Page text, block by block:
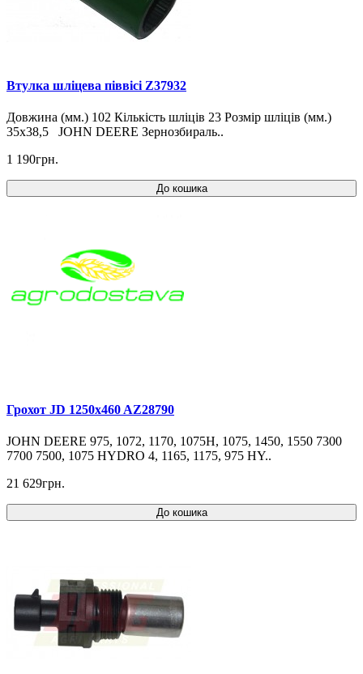
Втулка шліцева піввісі Z37932
Довжина (мм.) 102 Кількість шліців 23 Розмір шліців (мм.)
35x38,5 JOHN DEERE Зернозбираль..
1 190грн.
До кошика
Грохот JD 1250x460 AZ28790
JOHN DEERE 975, 1072, 1170, 1075H, 1075, 1450, 1550 7300
7700 7500, 1075 HYDRO 4, 1165, 1175, 975 HY..
21 629грн.
До кошика